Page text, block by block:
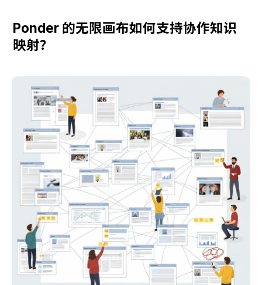
Ponder 的无限画布如何支持协作知识
映射？